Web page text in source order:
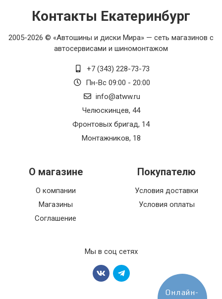
Контакты Екатеринбург
2005-2026 © «Автошины и диски Мира» — сеть магазинов с
автосервисами и шиномонтажом
+7 (343) 228-73-73
Пн-Вс 09:00 - 20:00
info@atww.ru
Челюскинцев, 44
Фронтовых бригад, 14
Монтажников, 18
О магазине
О компании
Магазины
Соглашение
Покупателю
Условия доставки
Условия оплаты
Мы в соц сетях
Онлайн-